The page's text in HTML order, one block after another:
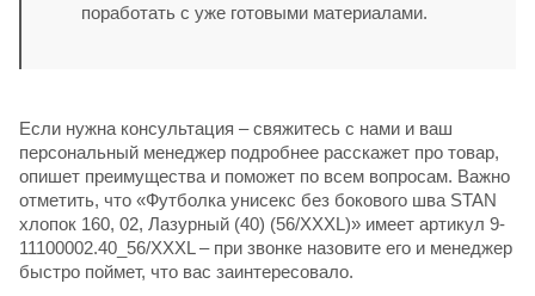
поработать с уже готовыми материалами.
Если нужна консультация – свяжитесь с нами и ваш
персональный менеджер подробнее расскажет про товар,
опишет преимущества и поможет по всем вопросам. Важно
отметить, что «Футболка унисекс без бокового шва STAN
хлопок 160, 02, Лазурный (40) (56/XXXL)» имеет артикул 9-
11100002.40_56/XXXL – при звонке назовите его и менеджер
быстро поймет, что вас заинтересовало.